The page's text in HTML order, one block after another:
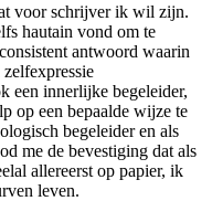
voor schrijver ik wil zijn.
hautain vond om te
antwoord waarin
een innerlijke begeleider,
op een bepaalde wijze te
begeleider en als
me de bevestiging dat als
allereerst op papier, ik
leven.